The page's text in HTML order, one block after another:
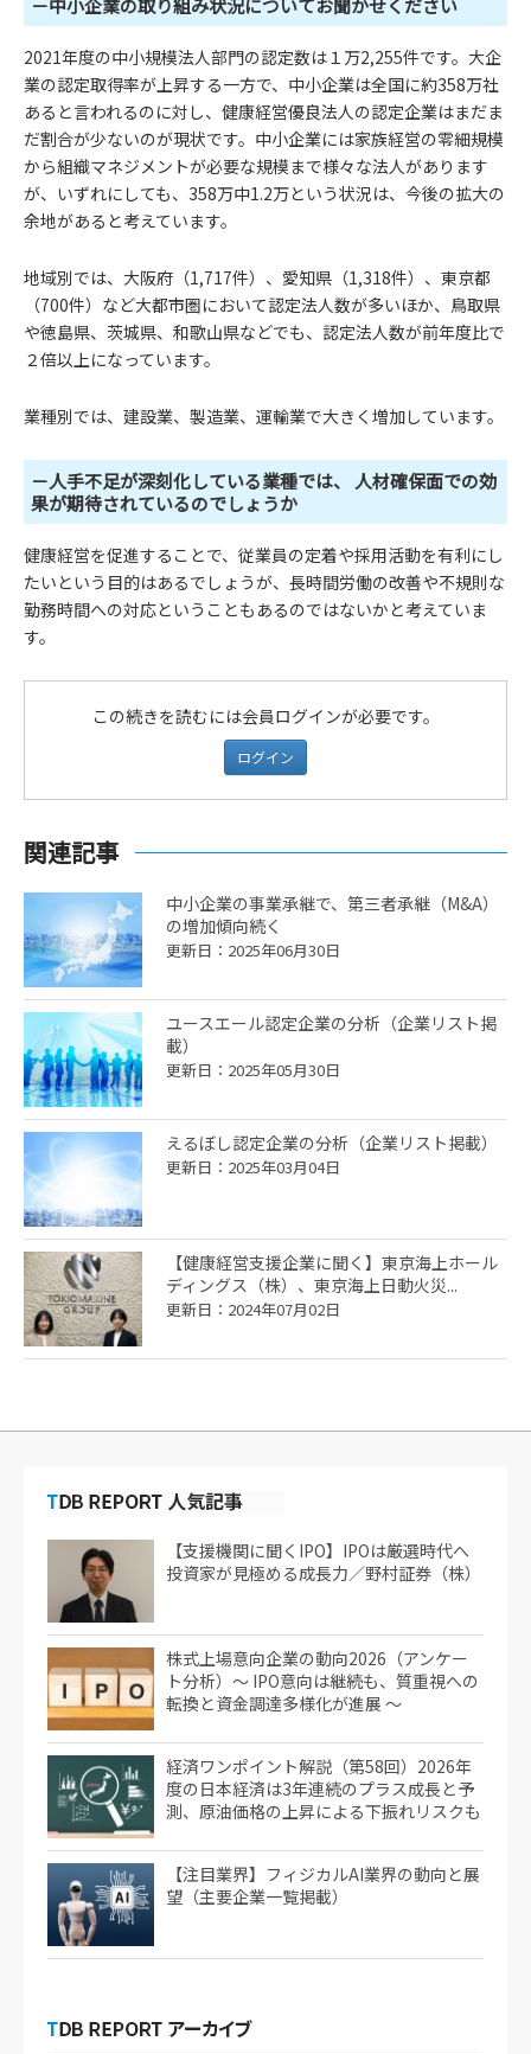
－中小企業の取り組み状況についてお聞かせください
2021年度の中小規模法人部門の認定数は１万2,255件です。大企
業の認定取得率が上昇する一方で、中小企業は全国に約358万社
あると言われるのに対し、健康経営優良法人の認定企業はまだま
だ割合が少ないのが現状です。中小企業には家族経営の零細規模
から組織マネジメントが必要な規模まで様々な法人があります
が、いずれにしても、358万中1.2万という状況は、今後の拡大の
余地があると考えています。
地域別では、大阪府（1,717件）、愛知県（1,318件）、東京都
（700件）など大都市圏において認定法人数が多いほか、鳥取県
や徳島県、茨城県、和歌山県などでも、認定法人数が前年度比で
２倍以上になっています。
業種別では、建設業、製造業、運輸業で大きく増加しています。
－人手不足が深刻化している業種では、 人材確保面での効
果が期待されているのでしょうか
健康経営を促進することで、従業員の定着や採用活動を有利にし
たいという目的はあるでしょうが、長時間労働の改善や不規則な
勤務時間への対応ということもあるのではないかと考えていま
す。
この続きを読むには会員ログインが必要です。
ログイン
関連記事
中小企業の事業承継で、第三者承継（M&A）
の増加傾向続く
更新日：2025年06月30日
ユースエール認定企業の分析（企業リスト掲
載）
更新日：2025年05月30日
えるぼし認定企業の分析（企業リスト掲載）
更新日：2025年03月04日
【健康経営支援企業に聞く】東京海上ホール
ディングス（株）、東京海上日動火災...
更新日：2024年07月02日
【支援機関に聞くIPO】IPOは厳選時代へ
投資家が見極める成長力／野村証券（株）
株式上場意向企業の動向2026（アンケー
ト分析）～ IPO意向は継続も、質重視への
転換と資金調達多様化が進展 ～
経済ワンポイント解説（第58回）2026年
度の日本経済は3年連続のプラス成長と予
測、原油価格の上昇による下振れリスクも
【注目業界】フィジカルAI業界の動向と展
望（主要企業一覧掲載）